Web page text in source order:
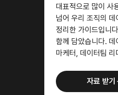
대표적으로 많이 사
넘어 우리 조직의
정리한 가이드입니
함께 담았습니다.
마케터, 데이터팀
자료 받기